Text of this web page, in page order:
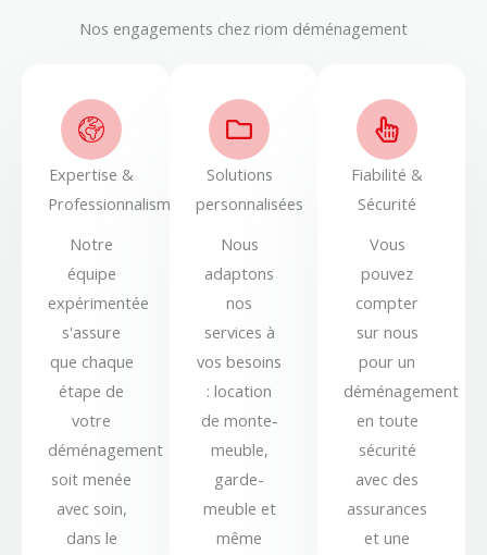
Nos engagements chez riom déménagement
Expertise &
Professionnalisme
Notre
équipe
expérimentée
s'assure
que chaque
étape de
votre
déménagement
soit menée
avec soin,
dans le
Solutions
personnalisées
Nous
adaptons
nos
services à
vos besoins
: location
de monte-
meuble,
garde-
meuble et
même
Fiabilité &
Sécurité
Vous
pouvez
compter
sur nous
pour un
déménagement
en toute
sécurité
avec des
assurances
et une